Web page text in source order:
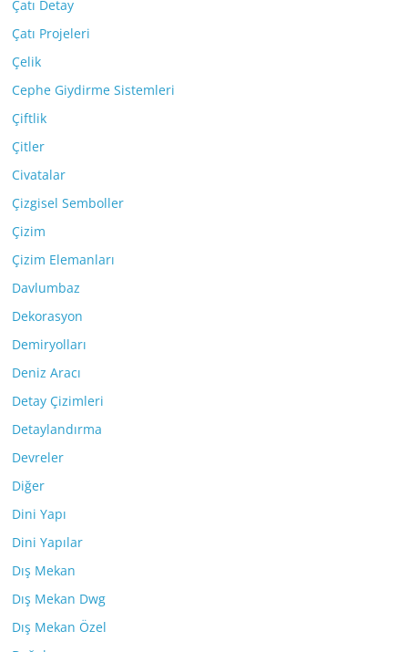
Çatı Detay
Çatı Projeleri
Çelik
Cephe Giydirme Sistemleri
Çiftlik
Çitler
Civatalar
Çizgisel Semboller
Çizim
Çizim Elemanları
Davlumbaz
Dekorasyon
Demiryolları
Deniz Aracı
Detay Çizimleri
Detaylandırma
Devreler
Diğer
Dini Yapı
Dini Yapılar
Dış Mekan
Dış Mekan Dwg
Dış Mekan Özel